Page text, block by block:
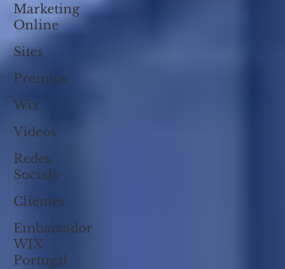
Marketing
Online
Sites
Prémios
Wix
Videos
Redes
Sociais
Clientes
Embaixador
WIX
Portugal